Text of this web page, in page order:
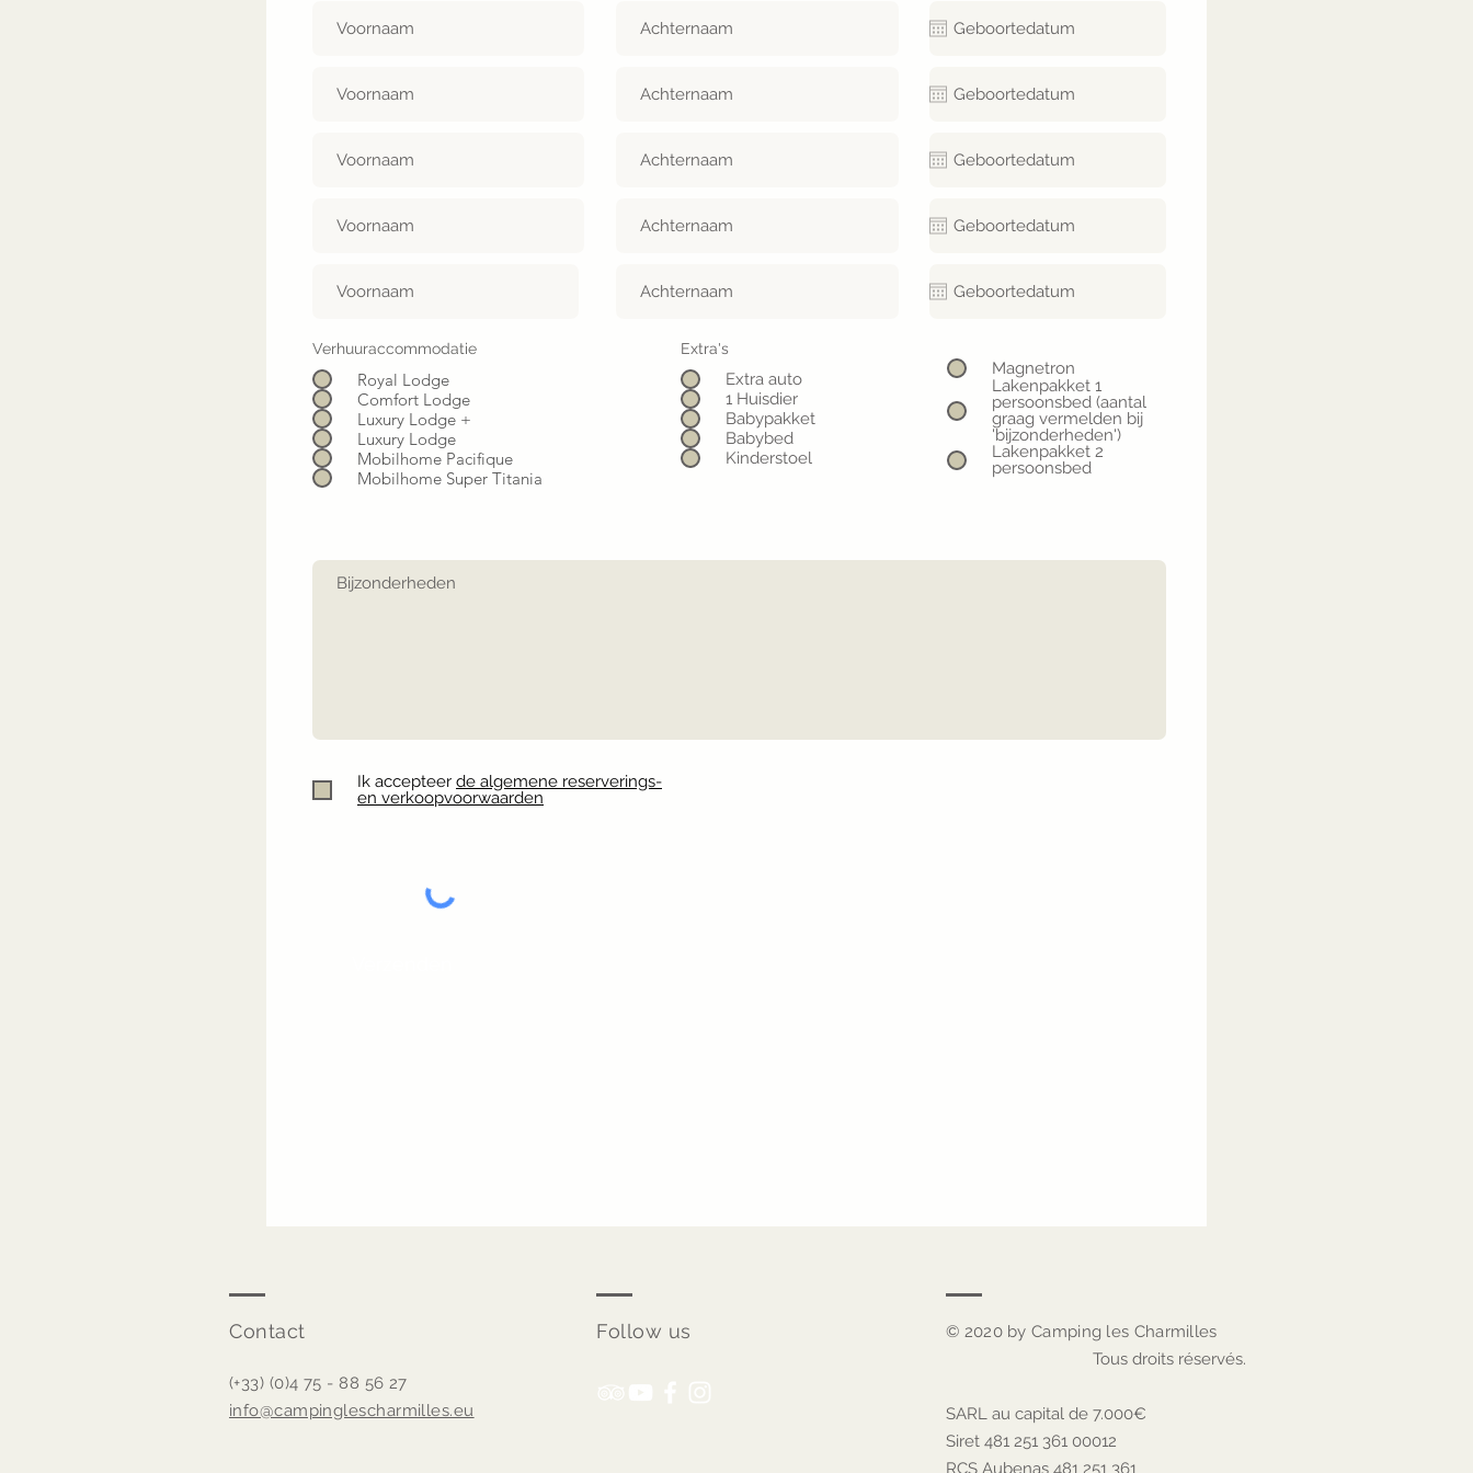
Verhuuraccommodatie
Royal Lodge
Comfort Lodge
Luxury Lodge +
Luxury Lodge
Mobilhome Pacifique
Mobilhome Super Titania
Extra's
Extra auto
1 Huisdier
Babypakket
Babybed
Kinderstoel
Magnetron
Lakenpakket 1
persoonsbed (aantal
graag vermelden bij
'bijzonderheden')
Lakenpakket 2
persoonsbed
Ik accepteer de algemene reserverings-
en verkoopvoorwaarden
Contact
(+33) (0)4 75 - 88 56 27
info@campinglescharmilles.eu
Follow us
© 2020 by Camping les Charmilles
Tous droits réservés.
SARL au capital de 7.000€
Siret 481 251 361 00012
RCS Aubenas 481 251 361